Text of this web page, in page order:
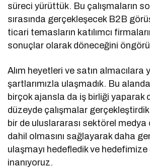
süreci yürüttük. Bu çalışmaların
sırasında gerçekleşecek B2B
ticari temasların katılımcı
sonuçlar olarak döneceğini
Alım heyetleri ve satın almacılara
şartlarımızla ulaşmadık. Bu
birçok ajansla da iş birliği yaparak
düzeyde çalışmalar
bir de uluslararası sektörel medya
dahil olmasını sağlayarak daha
ulaşmayı hedefledik ve hedefimize
inanıyoruz.